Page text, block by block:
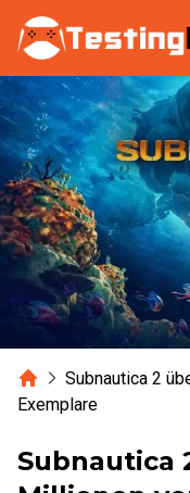
Zum Hauptinhalt springen
HomeSubnautica 2
Exemplare